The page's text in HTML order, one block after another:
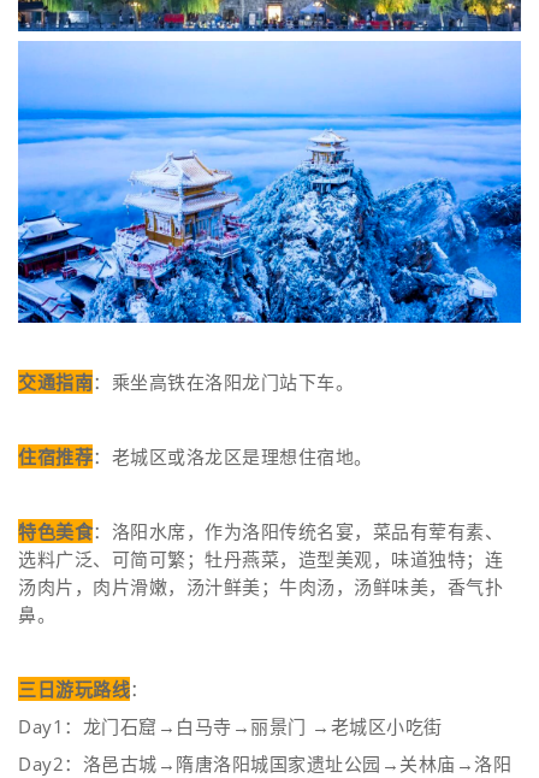
交通指南：乘坐高铁在洛阳龙门站下车。
住宿推荐：老城区或洛龙区是理想住宿地。
特色美食：洛阳水席，作为洛阳传统名宴，菜品有荤有素、
选料广泛、可简可繁；牡丹燕菜，造型美观，味道独特；连
汤肉片，肉片滑嫩，汤汁鲜美；牛肉汤，汤鲜味美，香气扑
鼻。
三日游玩路线：
Day1：龙门石窟→白马寺→丽景门 →老城区小吃街
Day2：洛邑古城→隋唐洛阳城国家遗址公园→关林庙→洛阳